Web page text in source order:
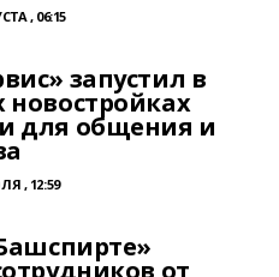
, 06:15
запустил в
для общения и
, 12:59
от